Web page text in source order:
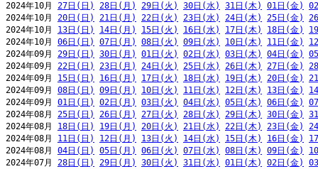
2024年10月 27日(日) 28日(月) 29日(火) 30日(水) 31日(木) 01日(金)
2024年10月 20日(日) 21日(月) 22日(火) 23日(水) 24日(木) 25日(金)
2024年10月 13日(日) 14日(月) 15日(火) 16日(水) 17日(木) 18日(金)
2024年10月 06日(日) 07日(月) 08日(火) 09日(水) 10日(木) 11日(金)
2024年09月 29日(日) 30日(月) 01日(火) 02日(水) 03日(木) 04日(金)
2024年09月 22日(日) 23日(月) 24日(火) 25日(水) 26日(木) 27日(金)
2024年09月 15日(日) 16日(月) 17日(火) 18日(水) 19日(木) 20日(金)
2024年09月 08日(日) 09日(月) 10日(火) 11日(水) 12日(木) 13日(金)
2024年09月 01日(日) 02日(月) 03日(火) 04日(水) 05日(木) 06日(金)
2024年08月 25日(日) 26日(月) 27日(火) 28日(水) 29日(木) 30日(金)
2024年08月 18日(日) 19日(月) 20日(火) 21日(水) 22日(木) 23日(金)
2024年08月 11日(日) 12日(月) 13日(火) 14日(水) 15日(木) 16日(金)
2024年08月 04日(日) 05日(月) 06日(火) 07日(水) 08日(木) 09日(金)
2024年07月 28日(日) 29日(月) 30日(火) 31日(水) 01日(木) 02日(金)